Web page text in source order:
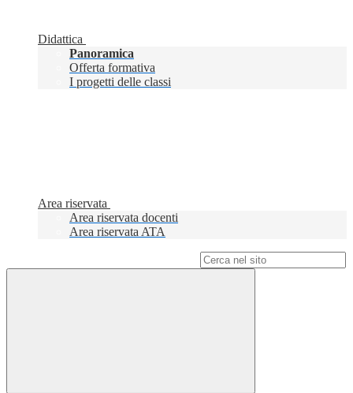
Didattica
Panoramica
Offerta formativa
I progetti delle classi
Area riservata
Area riservata docenti
Area riservata ATA